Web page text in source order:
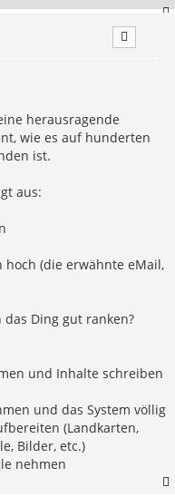
herausragende
wie es auf hunderten
ist.
aus:
(die erwähnte eMail,
Ding gut ranken?
und Inhalte schreiben
und das System völlig
(Landkarten,
Bilder, etc.)
nehmen